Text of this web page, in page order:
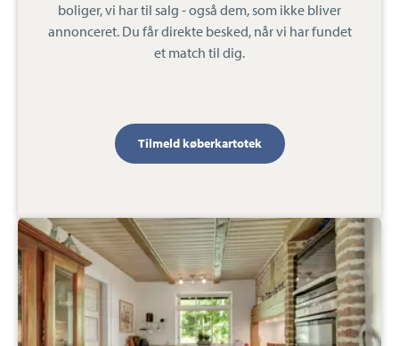
boliger, vi har til salg - også dem, som ikke bliver
annonceret. Du får direkte besked, når vi har fundet
et match til dig.
Tilmeld køberkartotek
Villalejlighed:
Krogsgårdsvej
5,
6731
Tjæreborg